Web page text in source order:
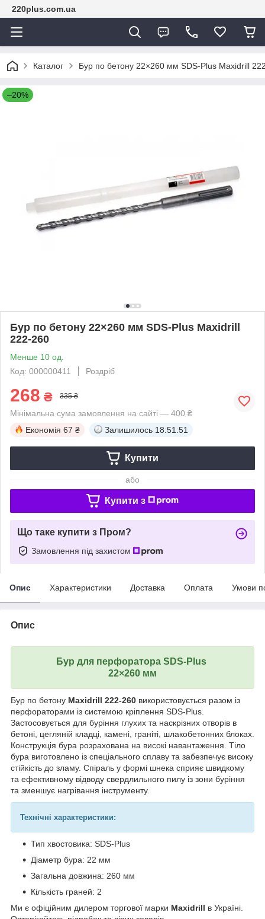
220plus.com.ua
Каталог Бур по бетону 22×260 мм SDS-Plus Maxidrill
–20%
Бур по бетону 22×260 мм SDS-Plus Maxidrill
222-260
Менше 10 од.
Код: 000000411
Роздріб
268 ₴ 335 ₴
Мінімальна сума замовлення на сайті — 400 ₴
Економія 67 ₴ Залишилось 18:51:51
Купити
або
Купити з
Що таке купити з Пром?
Замовлення під захистом
Опис Характеристики Доставка Оплата Умови
Опис
Бур для перфоратора SDS-Plus
22×260 мм
Бур по бетону Maxidrill 222-260 використовується разом із
перфораторами із системою кріплення SDS-Plus.
Застосовується для буріння глухих та наскрізних отворів в
бетоні, цегляній кладці, камені, граніті, шлакобетонних блоках.
Конструкція бура розрахована на високі навантаження. Тіло
бура виготовлено із спеціального сплаву та забезпечує високу
стійкість до зламу. Спіраль у формі шнека сприяє швидкому
та ефективному відводу свердлильного пилу із зони буріння
та зменшує нагрівання інструменту.
Технічні характеристики:
Тип хвостовика: SDS-Plus
Діаметр бура: 22 мм
Загальна довжина: 260 мм
Кількість граней: 2
Ми є офіційним дилером торгової марки Maxidrill в Україні.